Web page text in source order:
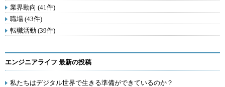
業界動向 (41件)
職場 (43件)
転職活動 (39件)
エンジニアライフ 最新の投稿
私たちはデジタル世界で生きる準備ができているのか？